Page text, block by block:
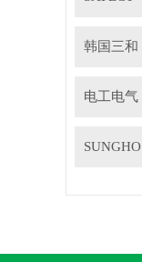
韩国三和
电工电气
SUNGHO